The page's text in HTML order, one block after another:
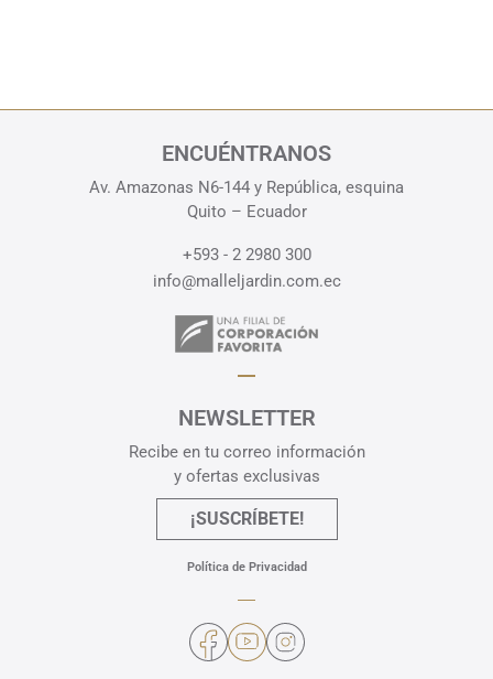
ENCUÉNTRANOS
Av. Amazonas N6-144 y República, esquina
Quito – Ecuador
+593 - 2 2980 300
info@malleljardin.com.ec
NEWSLETTER
Recibe en tu correo información
y ofertas exclusivas
¡SUSCRÍBETE!
Política de Privacidad